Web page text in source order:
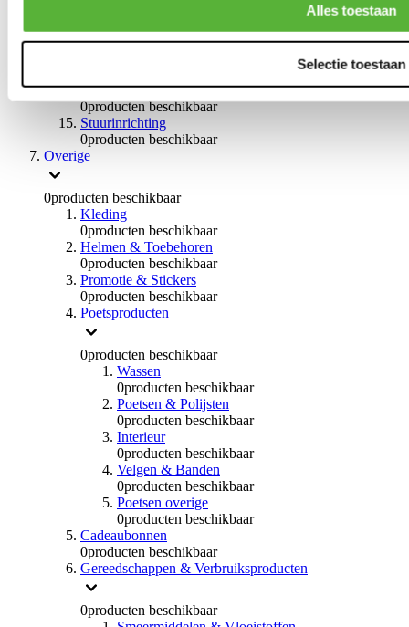
Alles toestaan
Selectie toestaan
0producten beschikbaar
Braces
0producten beschikbaar
Stuurinrichting
0producten beschikbaar
Overige
0producten beschikbaar
Kleding
0producten beschikbaar
Helmen & Toebehoren
0producten beschikbaar
Promotie & Stickers
0producten beschikbaar
Poetsproducten
0producten beschikbaar
Wassen
0producten beschikbaar
Poetsen & Polijsten
0producten beschikbaar
Interieur
0producten beschikbaar
Velgen & Banden
0producten beschikbaar
Poetsen overige
0producten beschikbaar
Cadeaubonnen
0producten beschikbaar
Gereedschappen & Verbruiksproducten
0producten beschikbaar